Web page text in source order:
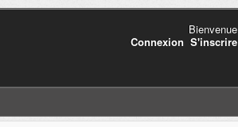
Bienvenue
Connexion S'inscrire